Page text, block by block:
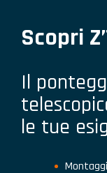
Scopri
Il
le tue